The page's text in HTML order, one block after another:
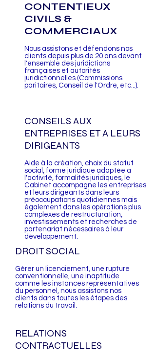
CONTENTIEUX
CIVILS &
COMMERCIAUX
Nous assistons et défendons nos
clients depuis plus de 20 ans devant
l'ensemble des juridictions
françaises et autorités
juridictionnelles (Commissions
paritaires, Conseil de l'Ordre, etc...).
CONSEILS AUX
ENTREPRISES ET A LEURS
DIRIGEANTS
Aide à la création, choix du statut
social, forme juridique adaptée à
l'activité, formalités juridiques, le
Cabinet accompagne les entreprises
et leurs dirigeants dans leurs
préoccupations quotidiennes mais
également dans les opérations plus
complexes de restructuration,
investissements et recherches de
partenariat nécessaires à leur
développement.
DROIT SOCIAL
Gérer un licenciement, une rupture
conventionnelle, une inaptitude
comme les instances représentatives
du personnel, nous assistons nos
clients dans toutes les étapes des
relations du travail.
RELATIONS
CONTRACTUELLES